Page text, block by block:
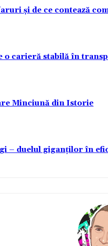
și de ce contează
carieră stabilă în
Minciună din Istorie
– duelul giganților în